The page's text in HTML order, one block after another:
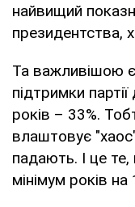
найвищий
президентства,
Та важливішою
підтримки
років – 33%.
влаштовує
падають. І це
мінімум років на